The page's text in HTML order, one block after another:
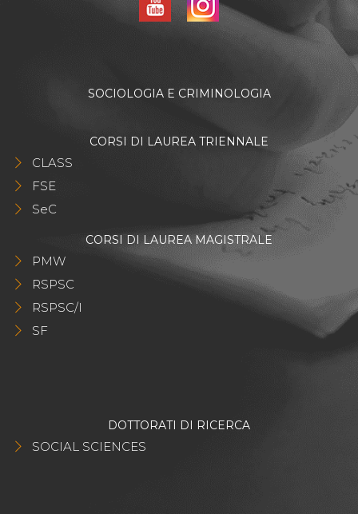
SOCIOLOGIA E CRIMINOLOGIA
CORSI DI LAUREA TRIENNALE
CLASS
FSE
SeC
CORSI DI LAUREA MAGISTRALE
PMW
RSPSC
RSPSC/I
SF
DOTTORATI DI RICERCA
SOCIAL SCIENCES